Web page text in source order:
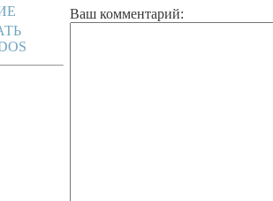
Ваш комментарий: